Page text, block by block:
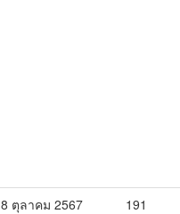
8 ตุลาคม 2567 191